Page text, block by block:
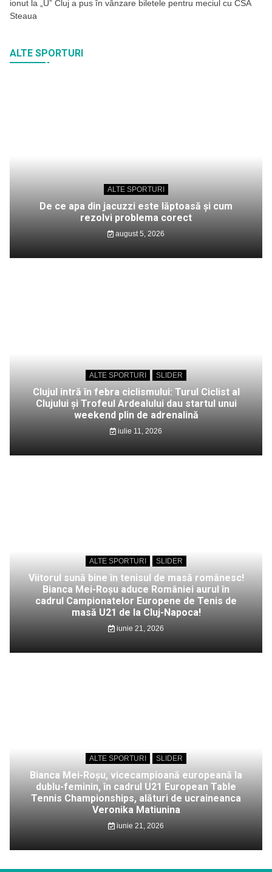
ionut la
„U” Cluj a pus în vânzare biletele pentru meciul cu CSA
Steaua
ALTE SPORTURI
ALTE SPORTURI
De ce apa din jacuzzi este lăptoasă și cum
rezolvi problema corect
august 5, 2026
ALTE SPORTURI SLIDER
Clujul intră în febra ciclismului: Turul Ciclist al
Clujului și Trofeul Ardealului dau startul unui
weekend plin de adrenalină
iulie 11, 2026
ALTE SPORTURI SLIDER
Viitorul sună bine în tenisul de masă românesc!
Bianca Mei-Roșu aduce României aurul în
cadrul Campionatelor Europene de Tenis de
masă U21 de la Cluj-Napoca!
iunie 21, 2026
ALTE SPORTURI SLIDER
Bianca Mei-Roșu, vicecampioană europeană la
dublu-feminin, în cadrul U21 European Table
Tennis Championships, alături de ucraineanca
Veronika Matiunina
iunie 21, 2026